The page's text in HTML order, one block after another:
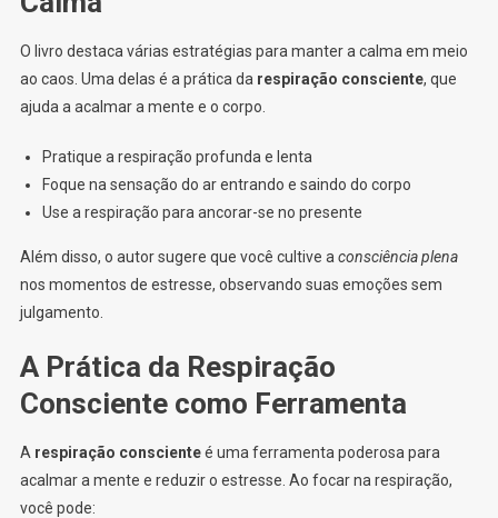
O livro destaca várias estratégias para manter a calma em meio
ao caos. Uma delas é a prática da respiração consciente, que
ajuda a acalmar a mente e o corpo.
Pratique a respiração profunda e lenta
Foque na sensação do ar entrando e saindo do corpo
Use a respiração para ancorar-se no presente
Além disso, o autor sugere que você cultive a consciência plena
nos momentos de estresse, observando suas emoções sem
julgamento.
A Prática da Respiração
Consciente como Ferramenta
A respiração conscienteé uma ferramenta poderosa para
acalmar a mente e reduzir o estresse. Ao focar na respiração,
você pode: